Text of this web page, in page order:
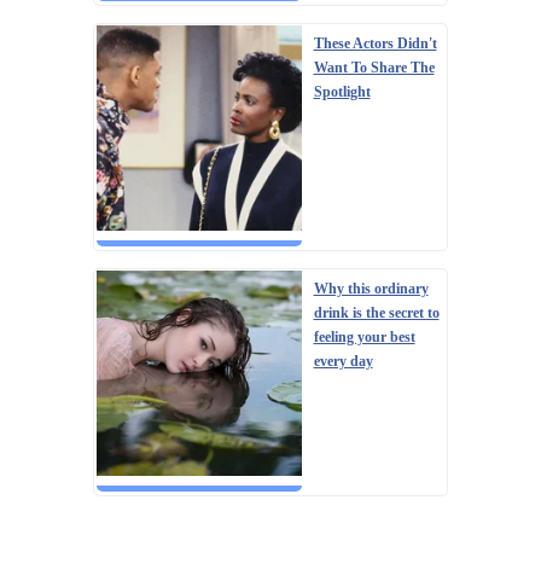
These Actors Didn't
Want To Share The
Spotlight
Why this ordinary
drink is the secret to
feeling your best
every day